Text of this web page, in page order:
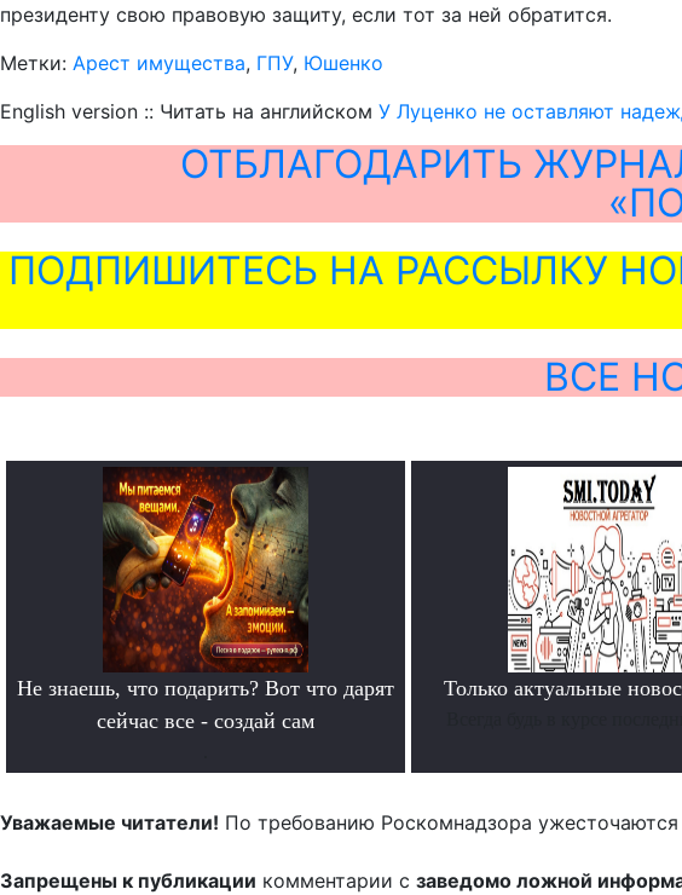
президенту свою правовую защиту, если тот за ней обратится.
Метки: Арест имущества, ГПУ, Юшенко
English version :: Читать на английском У Луценко не оставляют
ОТБЛАГОДАРИТЬ
ПОДПИШИТЕСЬ НА РАССЫЛКУ
ВСЕ
Не знаешь, что подарить? Вот что дарят
сейчас все - создай сам
Только актуальные
Уважаемые читатели! По требованию Роскомнадзора
Запрещены к публикации комментарии с заведомо ложной